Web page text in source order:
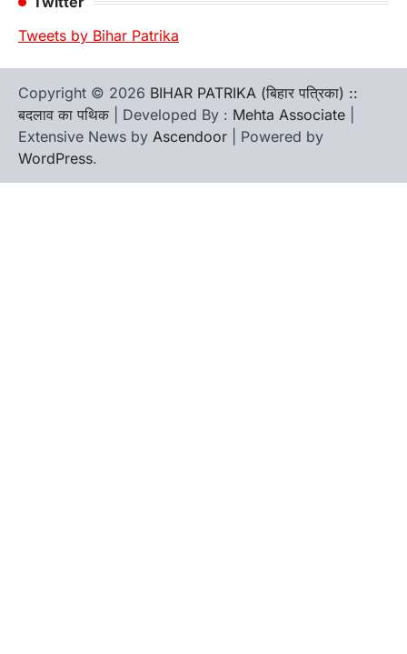
Tweets by Bihar Patrika
Copyright © 2026 BIHAR PATRIKA (बिहार पत्रिका) ::
बदलाव का पथिक | Developed By : Mehta Associate
Extensive News by Ascendoor | Powered by
WordPress.